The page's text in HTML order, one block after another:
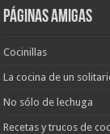
Páginas amigas
Cocinillas
La cocina de un
No sólo de lechuga
Recetas y trucos de